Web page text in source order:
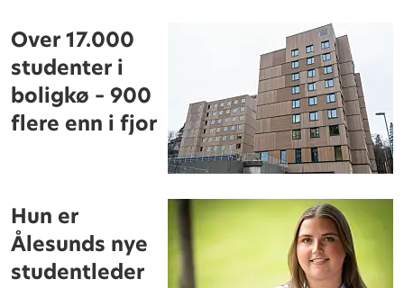
Over 17.000
studenter i
boligkø – 900
flere enn i fjor
Hun er
Ålesunds nye
studentleder